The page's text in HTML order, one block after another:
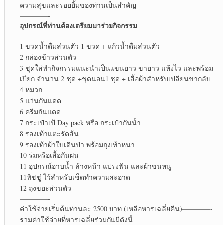
ความสุขและรอยยิ้มของท่านเป็นสำคัญ
————-
อุปกรณ์ที่ท่านต้องเตรียมมาร่วมกิจกรรม
1 ขวดน้ำดื่มส่วนตัว 1 ขวด + แก้วน้ำดื่มส่วนตัว
2 กล่องข้าวส่วนตัว
3 ชุดใส่ทำกิจกรรมแนะนำเป็นแขนยาว ขายาว แห้งไว และพร้อม
เปียก จำนวน 2 ชุด +ชุดนอน1 ชุด + เสื้อผ้าสำหรับเปลี่ยนขากลับ
4 หมวก
5 แว่นกันแดด
6 ครีมกันแดด
7 กระเป๋าเป้ Day pack หรือ กระเป๋ากันน้ำ
8 รองเท้าแตะรัดส้น
9 รองเท้าผ้าใบเดินป่า พร้อมถุงเท้าหนา
10 ร่มหรือเสื้อกันฝน
11 อุปกรณ์อาบน้ำ ล้างหน้า แปรงฟัน และผ้าขนหนู
11ทิชชู่ ไว้สำหรับเช็ดทำความสะอาด
12 ถุงขยะส่วนตัว
————-
ค่าใช้จ่ายเริ่มต้นท่านละ 2500 บาท (เหลือหารเฉลี่ยคืน)————-
รวมค่าใช้จ่ายที่หารเฉลี่ยร่วมกันมีดังนี้